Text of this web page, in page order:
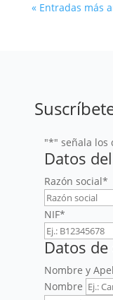
« Entradas más
"*" señala los
Datos
Razón social*
NIF*
Datos
Nombre y
Nombre